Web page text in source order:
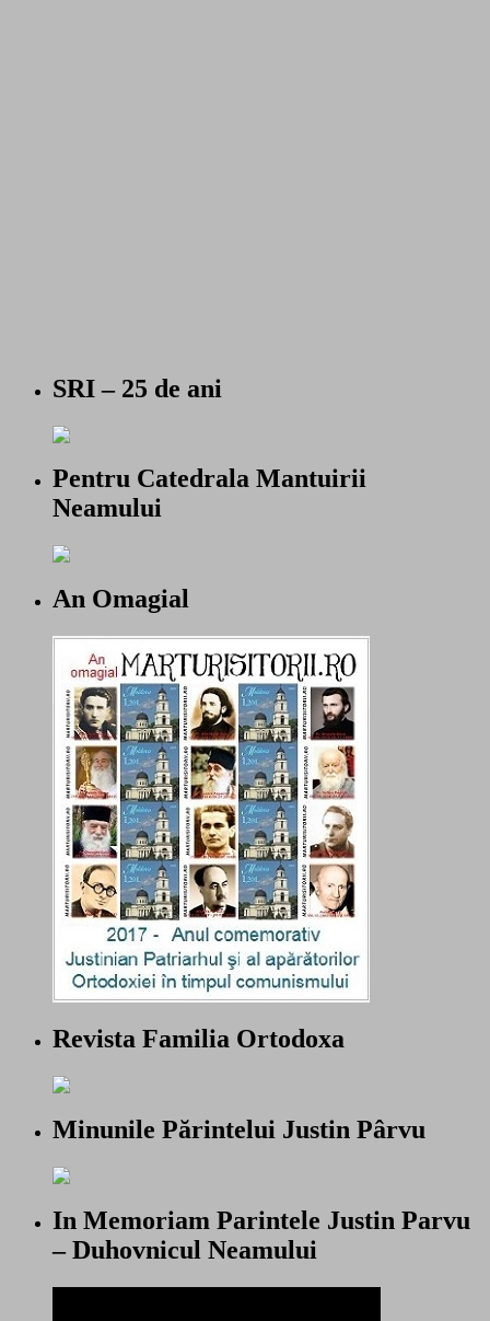
SRI – 25 de ani
Pentru Catedrala Mantuirii
Neamului
An Omagial
Revista Familia Ortodoxa
Minunile Părintelui Justin Pârvu
In Memoriam Parintele Justin Parvu
– Duhovnicul Neamului